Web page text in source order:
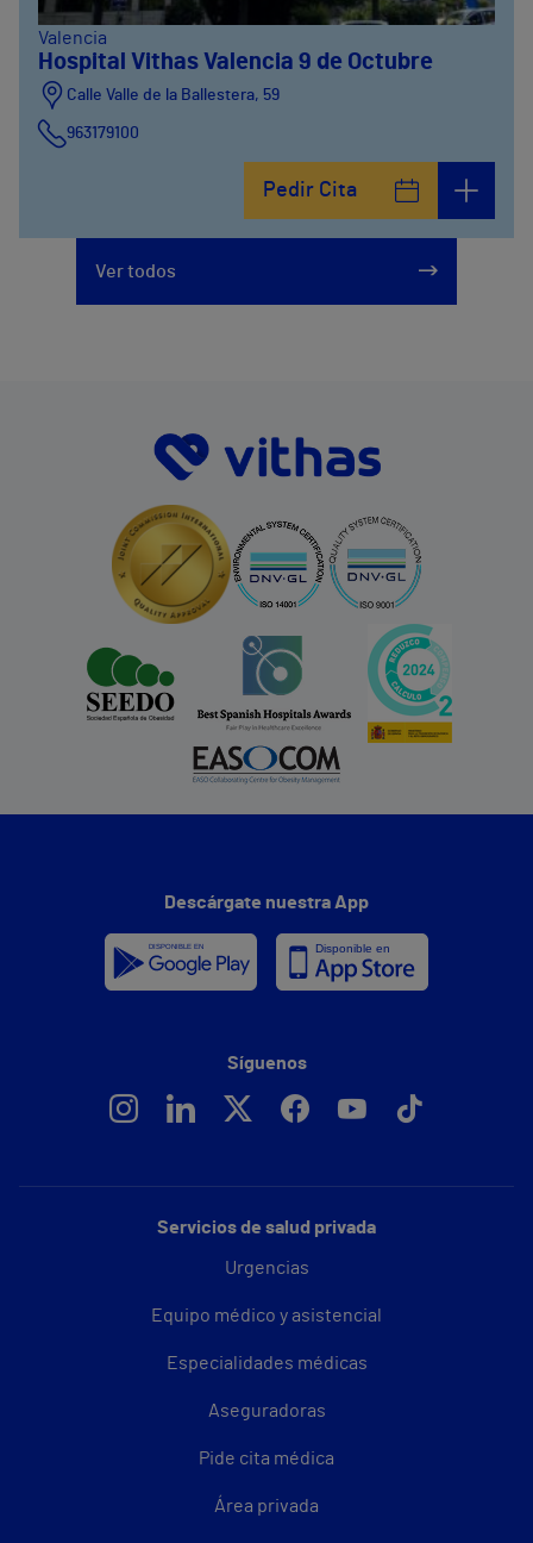
Valencia
Hospital Vithas Valencia 9 de Octubre
Calle Valle de la Ballestera, 59
963179100
Pedir Cita
Ver todos
Servicios de salud privada
Urgencias
Equipo médico y asistencial
Especialidades médicas
Aseguradoras
Pide cita médica
Área privada
Descárgate nuestra App
Síguenos